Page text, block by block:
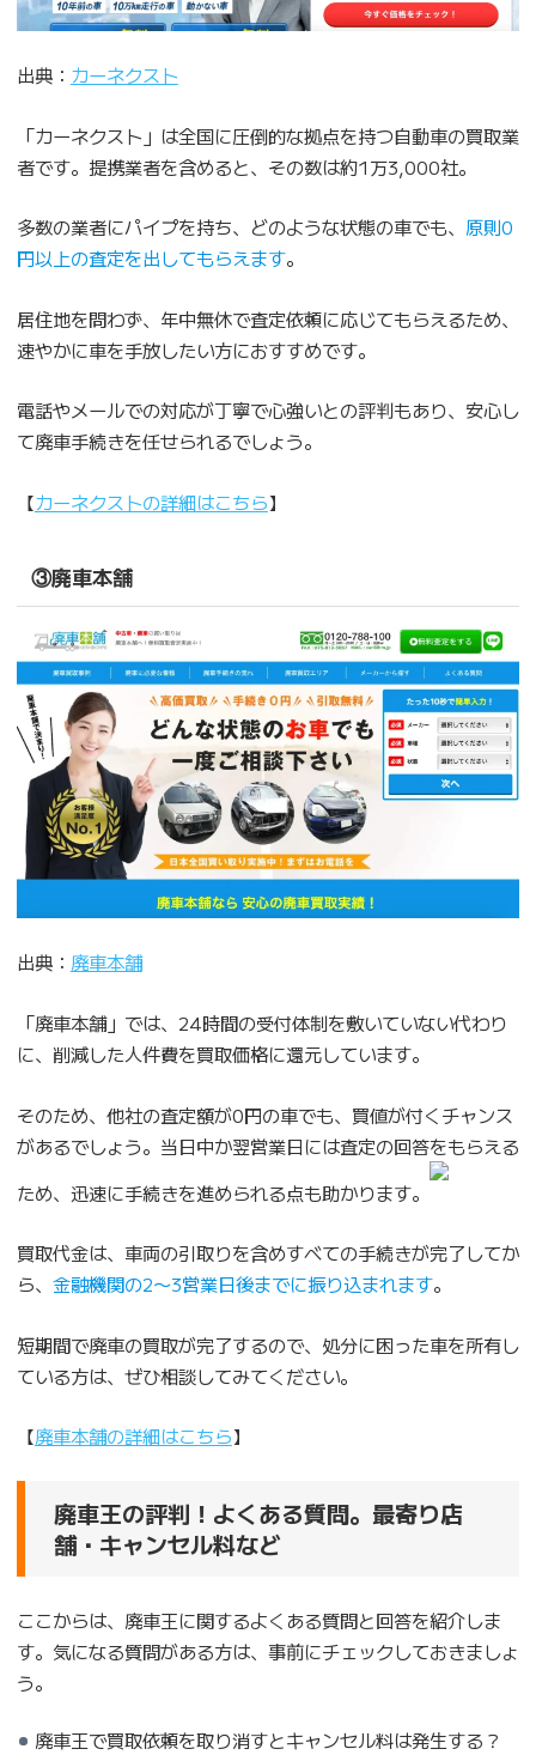
出典： カーネクスト
「カーネクスト」は全国に圧倒的な拠点を持つ自動車の買取業
者です。提携業者を含めると、その数は約1万3,000社。
多数の業者にパイプを持ち、どのような状態の車でも、 原則0
円以上の査定を出してもらえます。
居住地を問わず、年中無休で査定依頼に応じてもらえるため、
速やかに車を手放したい方におすすめです。
電話やメールでの対応が丁寧で心強いとの評判もあり、安心し
て廃車手続きを任せられるでしょう。
【カーネクストの詳細はこちら】
③廃車本舗
出典： 廃車本舗
「廃車本舗」では、24時間の受付体制を敷いていない代わり
に、削減した人件費を買取価格に還元しています。
そのため、他社の査定額が0円の車でも、買値が付くチャンス
があるでしょう。当日中か翌営業日には査定の回答をもらえる
ため、迅速に手続きを進められる点も助かります。
買取代金は、車両の引取りを含めすべての手続きが完了してか
ら、 金融機関の2〜3営業日後までに振り込まれます。
短期間で廃車の買取が完了するので、処分に困った車を所有し
ている方は、ぜひ相談してみてください。
【廃車本舗の詳細はこちら】
廃車王の評判！よくある質問。最寄り店
舗・キャンセル料など
ここからは、廃車王に関するよくある質問と回答を紹介しま
す。気になる質問がある方は、事前にチェックしておきましょ
う。
廃車王で買取依頼を取り消すとキャンセル料は発生する？